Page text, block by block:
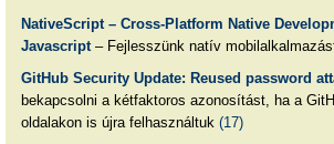
NativeScript – Cross-Platform Native
Javascript– Fejlesszünk natív
GitHub Security Update: Reused password
bekapcsolni a kétfaktoros azonosítást, ha a
oldalakon is újra felhasználtuk (17)